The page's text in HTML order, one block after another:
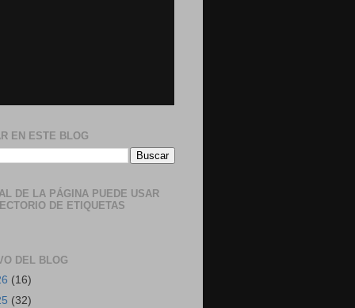
EN ESTE BLOG
DE LA PÁGINA PUEDE USAR
DE ETIQUETAS
DEL BLOG
(16)
(32)